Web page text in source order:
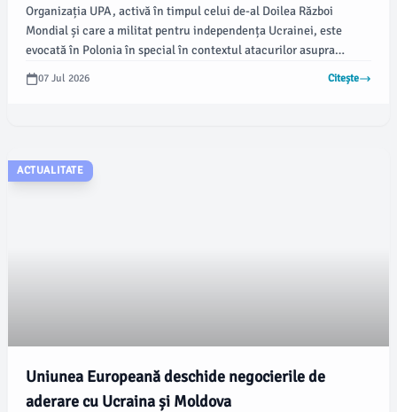
Organizația UPA, activă în timpul celui de-al Doilea Război
Mondial și care a militat pentru independența Ucrainei, este
evocată în Polonia în special în contextul atacurilor asupra
civililor polonezi din Volânia, un capitol tragic din istoria comună.
Potrivit informațiilor de la damboviteanul.com, președintele
07 Jul 2026 Citește
ACTUALITATE
Uniunea Europeană deschide negocierile de
aderare cu Ucraina și Moldova